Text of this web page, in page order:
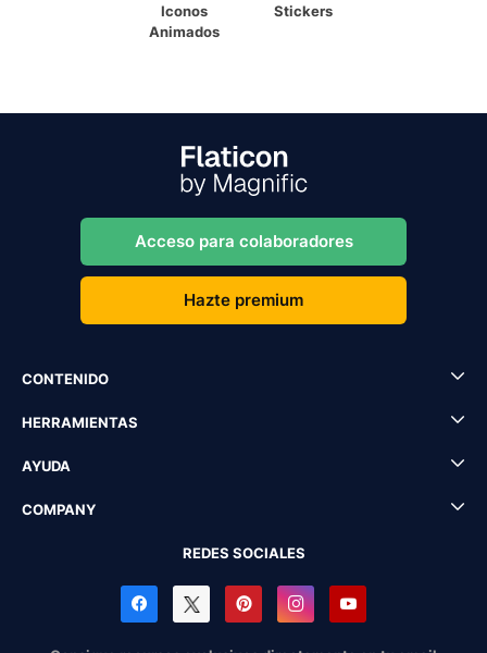
Iconos
Animados
Stickers
Acceso para colaboradores
Hazte premium
CONTENIDO
HERRAMIENTAS
AYUDA
COMPANY
REDES SOCIALES